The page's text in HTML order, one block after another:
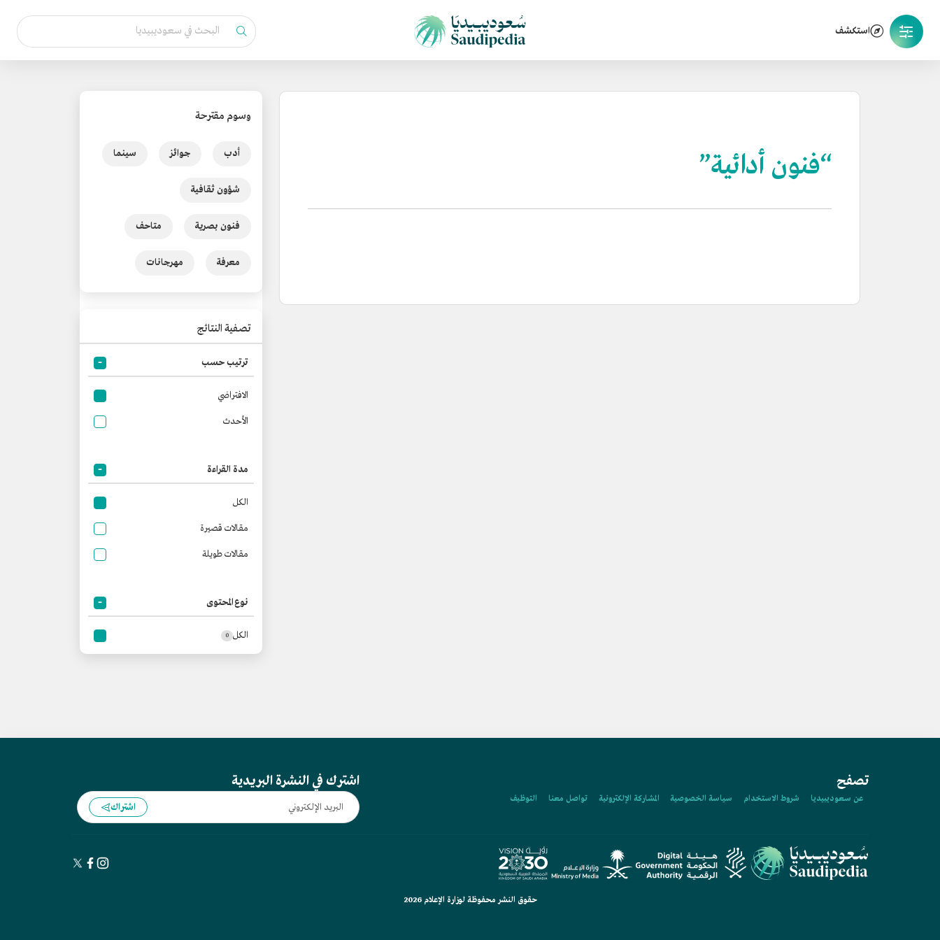
استكشف
“فنون أدائية”
وسوم مقترحة
أدب جوائز سينما
شؤون ثقافية
فنون بصرية متاحف
معرفة مهرجانات
تصفية النتائج
ترتيب حسب
الافتراضي
الأحدث
مدة القراءة
الكل
مقالات قصيرة
مقالات طويلة
نوع المحتوى
الكل 0
تصفح
عن سعوديبيديا شروط الاستخدام سياسة الخصوصية المشاركة الإلكترونية تواصل معنا التوظيف
اشترك في النشرة البريدية
اشتراك
حقوق النشر محفوظة لوزارة الإعلام 2026